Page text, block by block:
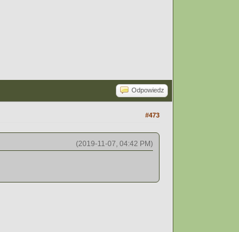
Odpowiedz
#473
(2019-11-07, 04:42 PM)